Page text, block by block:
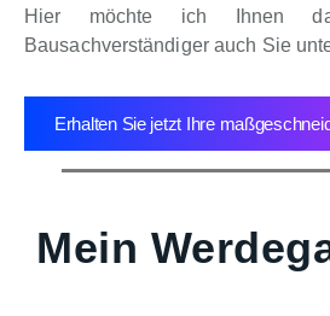
Hier möchte ich Ihnen
Bausachverständiger auch Sie
Erhalten Sie jetzt Ihre
Mein